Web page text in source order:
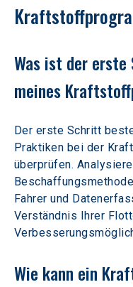
Was ist der
meines
Der erste Schritt
Praktiken bei der
überprüfen.
Fahrer und
Verständnis Ihrer
Wie kann ein